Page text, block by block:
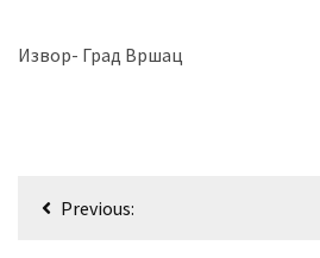
Извор- Град Вршац
Кретање
Previous: